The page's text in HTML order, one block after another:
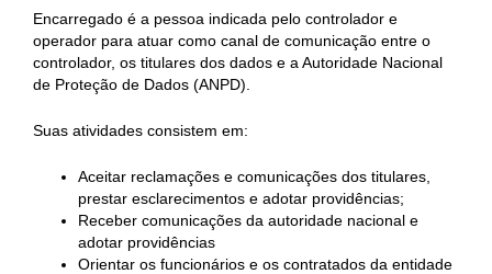
Encarregado é a pessoa indicada pelo controlador e
operador para atuar como canal de comunicação entre o
controlador, os titulares dos dados e a Autoridade Nacional
de Proteção de Dados (ANPD).
Suas atividades consistem em:
Aceitar reclamações e comunicações dos titulares,
prestar esclarecimentos e adotar providências;
Receber comunicações da autoridade nacional e
adotar providências
Orientar os funcionários e os contratados da entidade